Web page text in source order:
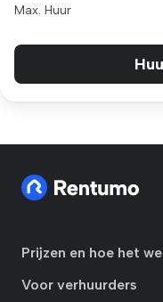
Max. Huur
Prijzen en hoe het
Voor verhuurders